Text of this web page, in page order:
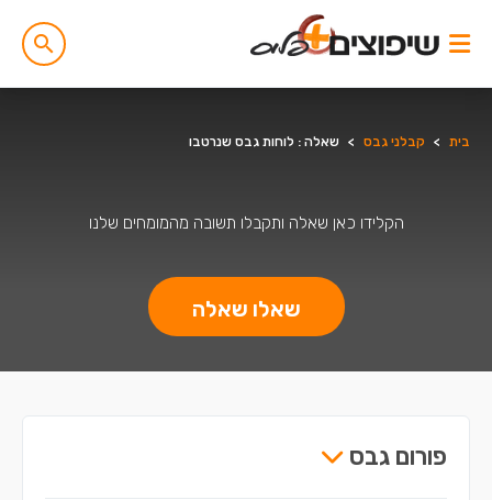
בית > קבלני גבס > שאלה : לוחות גבס שנרטבו
הקלידו כאן שאלה ותקבלו תשובה מהמומחים שלנו
שאלו שאלה
פורום גבס